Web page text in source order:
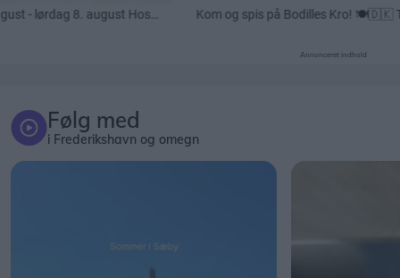
Annonceret indhold
Følg med
i Frederikshavn og omegn